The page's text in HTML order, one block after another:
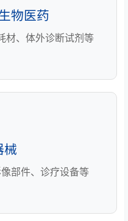
物医药
材、体外诊断试剂等
械
部件、诊疗设备等